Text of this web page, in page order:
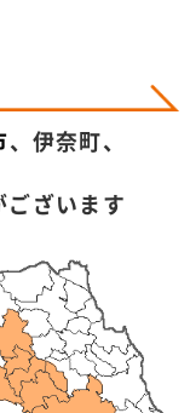
、伊奈町、
ざいます